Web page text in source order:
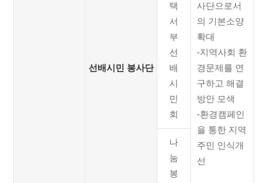
선배시민 봉사단
사단으로서
의 기본소양
확대
-지역사회 환
경문제를 연
구하고 해결
방안 모색
-환경캠페인
을 통한 지역
주민 인식개
선
택
서
부
선
배
시
민
회
나
눔
봉